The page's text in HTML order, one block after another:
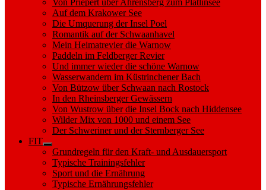
Von Priepert über Ahrensberg zum Plätlinsee
Auf dem Krakower See
Die Umquerung der Insel Poel
Romantik auf der Schwaanhavel
Mein Heimatrevier die Warnow
Paddeln im Feldberger Revier
Und immer wieder die schöne Warnow
Wasserwandern im Küstrinchener Bach
Von Bützow über Schwaan nach Rostock
In den Rheinsberger Gewässern
Von Wustrow über die Insel Bock nach Hiddensee
Wilder Mix von 1000 und einem See
Der Schweriner und der Sternberger See
FIT
Show
sub
menu
Grundregeln für den Kraft- und Ausdauersport
Typische Trainingsfehler
Sport und die Ernährung
Typische Ernährungsfehler